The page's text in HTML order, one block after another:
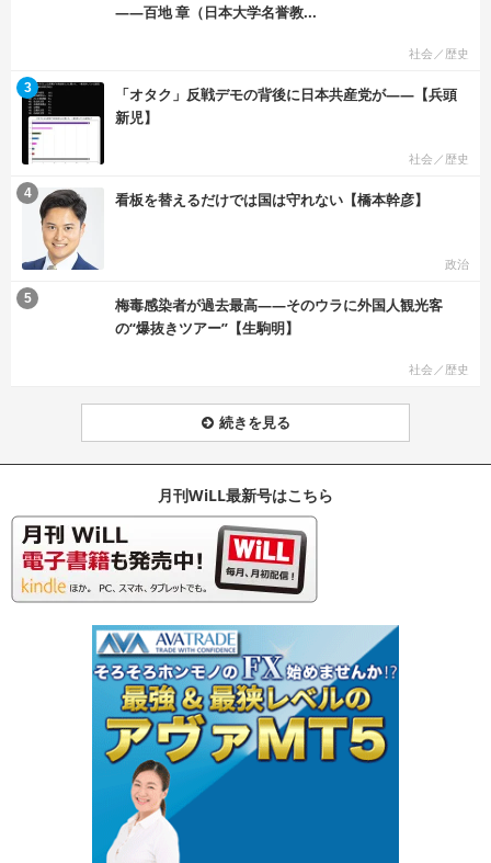
――百地 章（日本大学名誉教...
社会／歴史
「オタク」反戦デモの背後に日本共産党が――【兵頭
新児】
社会／歴史
3
看板を替えるだけでは国は守れない【橋本幹彦】
政治
4
梅毒感染者が過去最高――そのウラに外国人観光客
の“爆抜きツアー”【生駒明】
社会／歴史
5
続きを見る
月刊WiLL最新号はこちら